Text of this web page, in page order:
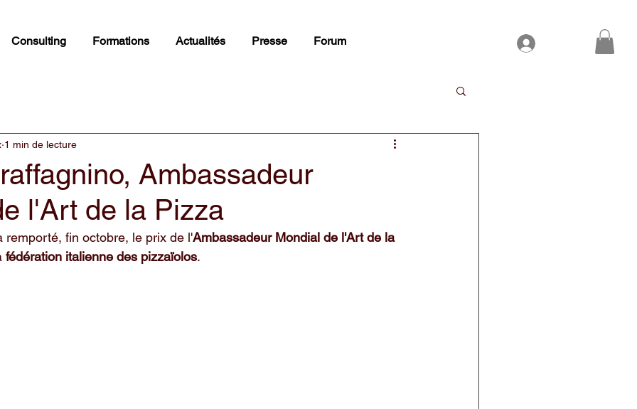
Consulting Formations Actualités Presse Forum Se connecter
Ambassadeur
l'Art de la Pizza
1 min de lecture
remporté, fin octobre, le prix de l'Ambassadeur Mondial de l'Art de la
fédération italienne des pizzaïolos.